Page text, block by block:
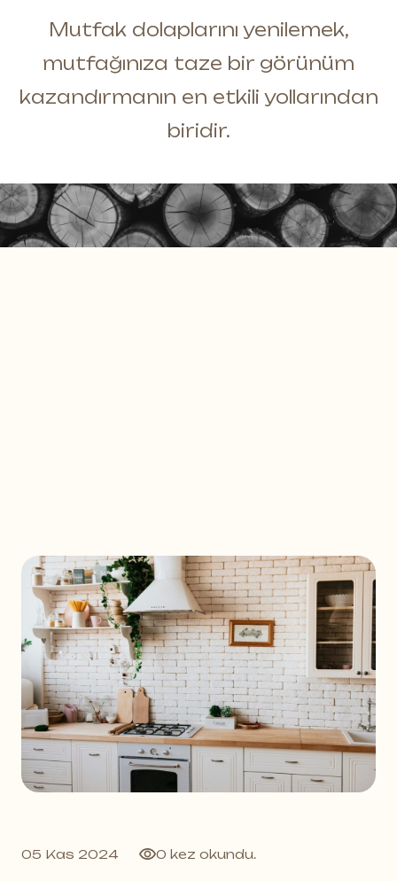
Moss Duvar Panelleri
E-Katalog
Dökümanlar
Mutfak dolaplarını yenilemek,
mutfağınıza taze bir görünüm
kazandırmanın en etkili yollarından
biridir.
05 Kas 2024 0 kez okundu.